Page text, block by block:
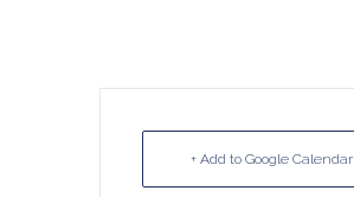
+ Add to Google Calendar